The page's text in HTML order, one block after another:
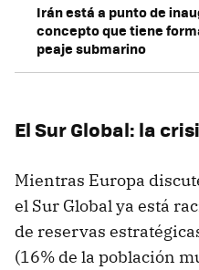
Irán está a punto de
concepto que tiene
peaje submarino
El Sur Global: la
Mientras Europa
el Sur Global ya está
de reservas
(16% de la población